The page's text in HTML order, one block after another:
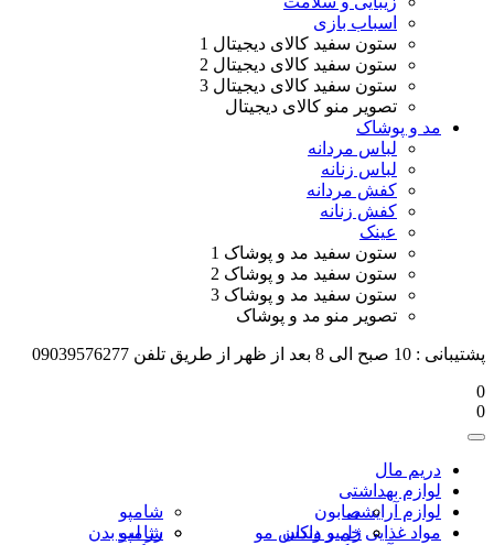
اسباب بازی
ستون سفید کالای دیجیتال 1
ستون سفید کالای دیجیتال 2
ستون سفید کالای دیجیتال 3
تصویر منو کالای دیجیتال
مد و پوشاک
لباس مردانه
لباس زنانه
کفش مردانه
کفش زنانه
عینک
ستون سفید مد و پوشاک 1
ستون سفید مد و پوشاک 2
ستون سفید مد و پوشاک 3
تصویر منو مد و پوشاک
پشتیبانی : 10 صبح الی 8 بعد از ظهر از طریق تلفن 09039576277
0
0
دریم مال
لوازم بهداشتی
شامپو
شامپو بدن
صابون
خمیر دندان
لوازم آرایشی
رژ لب
ژل و واکس مو مواد غذایی